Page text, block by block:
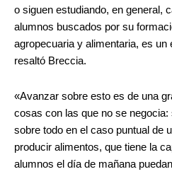
o siguen estudiando, en general,
alumnos buscados por su
agropecuaria y alimentaria, es un
resaltó Breccia.
«Avanzar sobre esto es de una
cosas con las que no se
sobre todo en el caso puntual de
producir alimentos, que tiene la
alumnos el día de mañana